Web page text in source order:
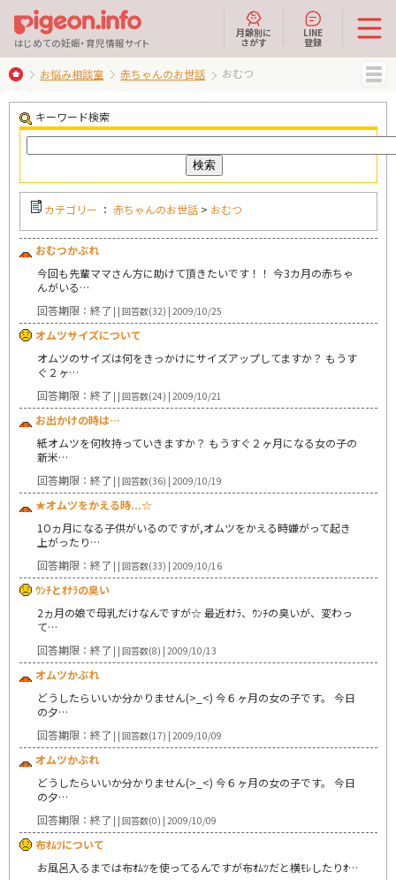
はじめての妊娠・育児情報サイト
月齢別に
さがす
LINE
登録
MENU
お悩み相談室 赤ちゃんのお世話 おむつ
キーワード検索
カテゴリー ： 赤ちゃんのお世話 > おむつ
おむつかぶれ
今回も先輩ママさん方に助けて頂きたいです！！ 今3カ月の赤ちゃ
んがいる…
回答期限：終了 | | 回答数(32) | 2009/10/25
オムツサイズについて
オムツのサイズは何をきっかけにサイズアップしてますか？ もうす
ぐ２ヶ…
回答期限：終了 | | 回答数(24) | 2009/10/21
お出かけの時は…
紙オムツを何枚持っていきますか？ もうすぐ２ヶ月になる女の子の
新米…
回答期限：終了 | | 回答数(36) | 2009/10/19
★オムツをかえる時...☆
1Oヵ月になる子供がいるのですが,オムツをかえる時嫌がって起き
上がったり…
回答期限：終了 | | 回答数(33) | 2009/10/16
ｳﾝﾁとｵﾅﾗの臭い
2ヵ月の娘で母乳だけなんですが☆ 最近ｵﾅﾗ、ｳﾝﾁの臭いが、変わっ
て…
回答期限：終了 | | 回答数(8) | 2009/10/13
オムツかぶれ
どうしたらいいか分かりません(>_<) 今６ヶ月の女の子です。 今日
の夕…
回答期限：終了 | | 回答数(17) | 2009/10/09
オムツかぶれ
どうしたらいいか分かりません(>_<) 今６ヶ月の女の子です。 今日
の夕…
回答期限：終了 | | 回答数(0) | 2009/10/09
布ｵﾑﾂについて
お風呂入るまでは布ｵﾑﾂを使ってるんですが布ｵﾑﾂだと横ﾓﾚしたりｵ…